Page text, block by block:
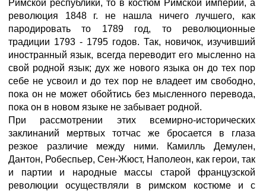
Римской республики, то в костюм Римской империи, а
революция 1848 г. не нашла ничего лучшего, как
пародировать то 1789 год, то революционные
традиции 1793 - 1795 годов. Так, новичок, изучивший
иностранный язык, всегда переводит его мысленно на
свой родной язык; дух же нового языка он до тех пор
себе не усвоил и до тех пор не владеет им свободно,
пока он не может обойтись без мысленного перевода,
пока он в новом языке не забывает родной.
При рассмотрении этих всемирно-исторических
заклинаний мертвых тотчас же бросается в глаза
резкое различие между ними. Камилль Демулен,
Дантон, Робеспьер, Сен-Жюст, Наполеон, как герои, так
и партии и народные массы старой французской
революции осуществляли в римском костюме и с